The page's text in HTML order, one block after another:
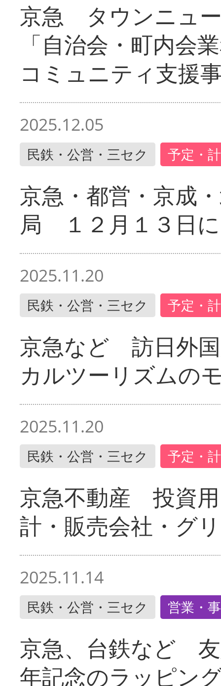
京急 タウンニュ
「自治会・町内会
コミュニティ支援
2025.12.05
民鉄・公営・三セク 予定・
京急・都営・京成
局 １２月１３日
2025.11.20
民鉄・公営・三セク 予定・
京急など 訪日外
カルツーリズムの
2025.11.20
民鉄・公営・三セク 予定・
京急不動産 投資
計・販売会社・グ
2025.11.14
民鉄・公営・三セク 営業・
京急、台鉄など
年記念のラッピン